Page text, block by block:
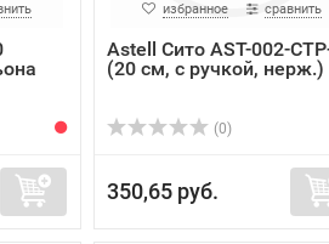
избранное сравнить
Astell Сито AST-002-
(20 см, с ручкой, нерж.)
(0)
350,65 руб.